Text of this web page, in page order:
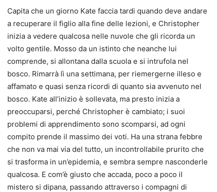
Capita che un giorno Kate faccia tardi quando deve andare
a recuperare il figlio alla fine delle lezioni, e Christopher
inizia a vedere qualcosa nelle nuvole che gli ricorda un
volto gentile. Mosso da un istinto che neanche lui
comprende, si allontana dalla scuola e si intrufola nel
bosco. Rimarrà lì una settimana, per riemergerne illeso e
affamato e quasi senza ricordi di quanto sia avvenuto nel
bosco. Kate all’inizio è sollevata, ma presto inizia a
preoccuparsi, perché Christopher è cambiato; i suoi
problemi di apprendimento sono scomparsi, ad ogni
compito prende il massimo dei voti. Ha una strana febbre
che non va mai via del tutto, un incontrollabile prurito che
si trasforma in un’epidemia, e sembra sempre nasconderle
qualcosa. E com’è giusto che accada, poco a poco il
mistero si dipana, passando attraverso i compagni di